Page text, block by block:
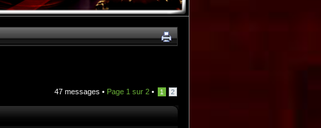
47 messages • Page 1 sur 2 • 1 2